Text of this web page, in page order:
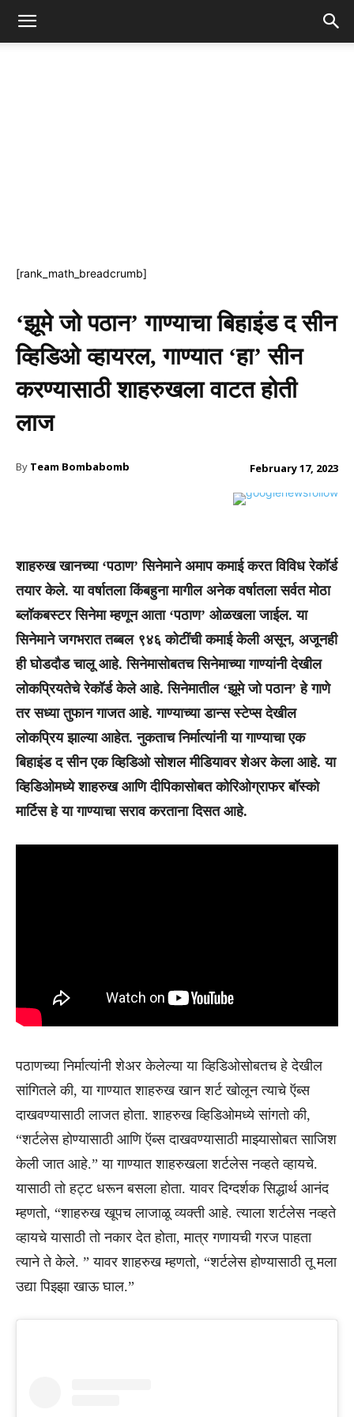
[rank_math_breadcrumb]
‘झूमे जो पठान’ गाण्याचा बिहाइंड द सीन
व्हिडिओ व्हायरल, गाण्यात ‘हा’ सीन
करण्यासाठी शाहरुखला वाटत होती
लाज
By Team Bombabomb February 17, 2023
शाहरुख खानच्या ‘पठाण’ सिनेमाने अमाप कमाई करत विविध रेकॉर्ड
तयार केले. या वर्षातला किंबहुना मागील अनेक वर्षातला सर्वत मोठा
ब्लॉकबस्टर सिनेमा म्हणून आता ‘पठाण’ ओळखला जाईल. या
सिनेमाने जगभरात तब्बल ९४६ कोटींची कमाई केली असून, अजूनही
ही घोडदौड चालू आहे. सिनेमासोबतच सिनेमाच्या गाण्यांनी देखील
लोकप्रियतेचे रेकॉर्ड केले आहे. सिनेमातील ‘झूमे जो पठान’ हे गाणे
तर सध्या तुफान गाजत आहे. गाण्याच्या डान्स स्टेप्स देखील
लोकप्रिय झाल्या आहेत. नुकताच निर्मात्यांनी या गाण्याचा एक
बिहाइंड द सीन एक व्हिडिओ सोशल मीडियावर शेअर केला आहे. या
व्हिडिओमध्ये शाहरुख आणि दीपिकासोबत कोरिओग्राफर बॉस्को
मार्टिस हे या गाण्याचा सराव करताना दिसत आहे.
पठाणच्या निर्मात्यांनी शेअर केलेल्या या व्हिडिओसोबतच हे देखील
सांगितले की, या गाण्यात शाहरुख खान शर्ट खोलून त्याचे ऍब्स
दाखवण्यासाठी लाजत होता. शाहरुख व्हिडिओमध्ये सांगतो की,
“शर्टलेस होण्यासाठी आणि ऍब्स दाखवण्यासाठी माझ्यासोबत साजिश
केली जात आहे.” या गाण्यात शाहरुखला शर्टलेस नव्हते व्हायचे.
यासाठी तो हट्ट धरून बसला होता. यावर दिग्दर्शक सिद्धार्थ आनंद
म्हणतो, “शाहरुख खूपच लाजाळू व्यक्ती आहे. त्याला शर्टलेस नव्हते
व्हायचे यासाठी तो नकार देत होता, मात्र गणायची गरज पाहता
त्याने ते केले. ” यावर शाहरुख म्हणतो, “शर्टलेस होण्यासाठी तू मला
उद्या पिझ्झा खाऊ घाल.”